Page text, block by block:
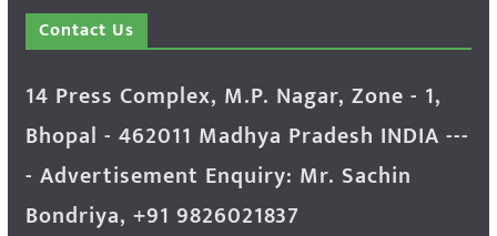
Contact Us
14 Press Complex, M.P. Nagar, Zone - 1,
Bhopal - 462011 Madhya Pradesh INDIA ---
- Advertisement Enquiry: Mr. Sachin
Bondriya, +91 9826021837